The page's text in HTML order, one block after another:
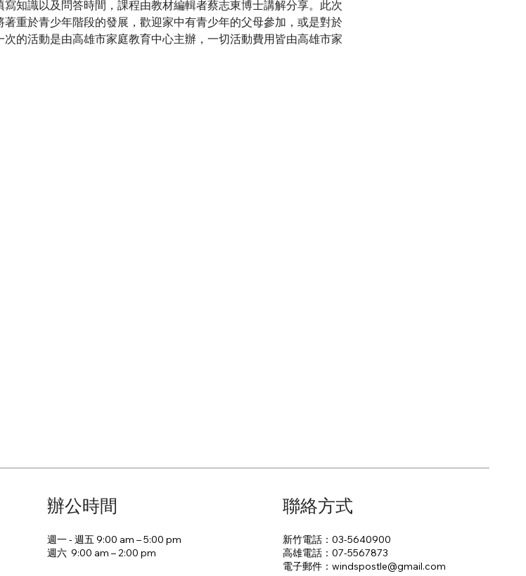
知識以及問答時間，課程由教材編輯者蔡志東博士講解分享。此次
重於青少年階段的發展，歡迎家中有青少年的父母參加，或是對於
的活動是由高雄市家庭教育中心主辦，一切活動費用皆由高雄市家
週一 - 週五 9:00 am – 5:00 pm
週六 9:00 am – 2:00 pm​
辦公時間
新竹電話：03-5640900
高雄電話：07-5567873
電子郵件：​windspostle@gmail.com
聯絡方式